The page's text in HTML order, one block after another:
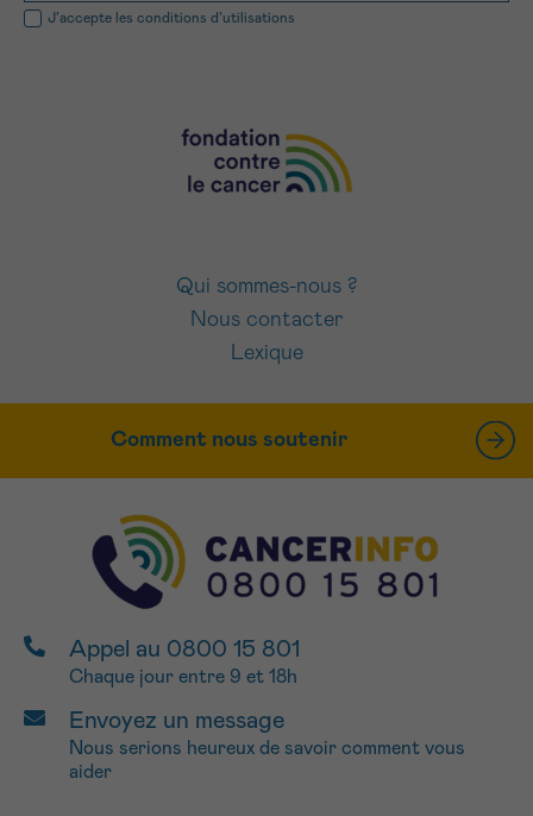
J’accepte les conditions d’utilisations
Qui sommes-nous ?
Nous contacter
Lexique
Comment nous soutenir
Appel au 0800 15 801
Chaque jour entre 9 et 18h
Envoyez un message
Nous serions heureux de savoir comment vous
aider